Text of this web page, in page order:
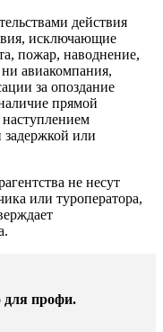
действия
исключающие
пожар, наводнение,
авиакомпания,
за опоздание
прямой
задержкой или
не несут
или туроператора,
для профи.​